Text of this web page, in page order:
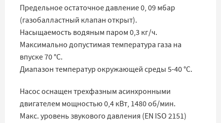
Предельное остаточное давление 0, 09 мбар
(газобалластный клапан открыт).
Насыщаемость водяным паром 0,3 кг/ч.
Максимально допустимая температура газа на
впуске 70 °C.
Диапазон температур окружающей среды 5-40 °C.
Насос оснащен трехфазным асинхронными
двигателем мощностью 0,4 кВт, 1480 об/мин.
Макс. уровень звукового давления (EN ISO 2151)